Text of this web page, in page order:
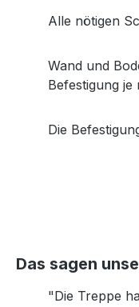
Alle nötigen
Wand und
Befestigung
Die
Das sagen
"Die Treppe